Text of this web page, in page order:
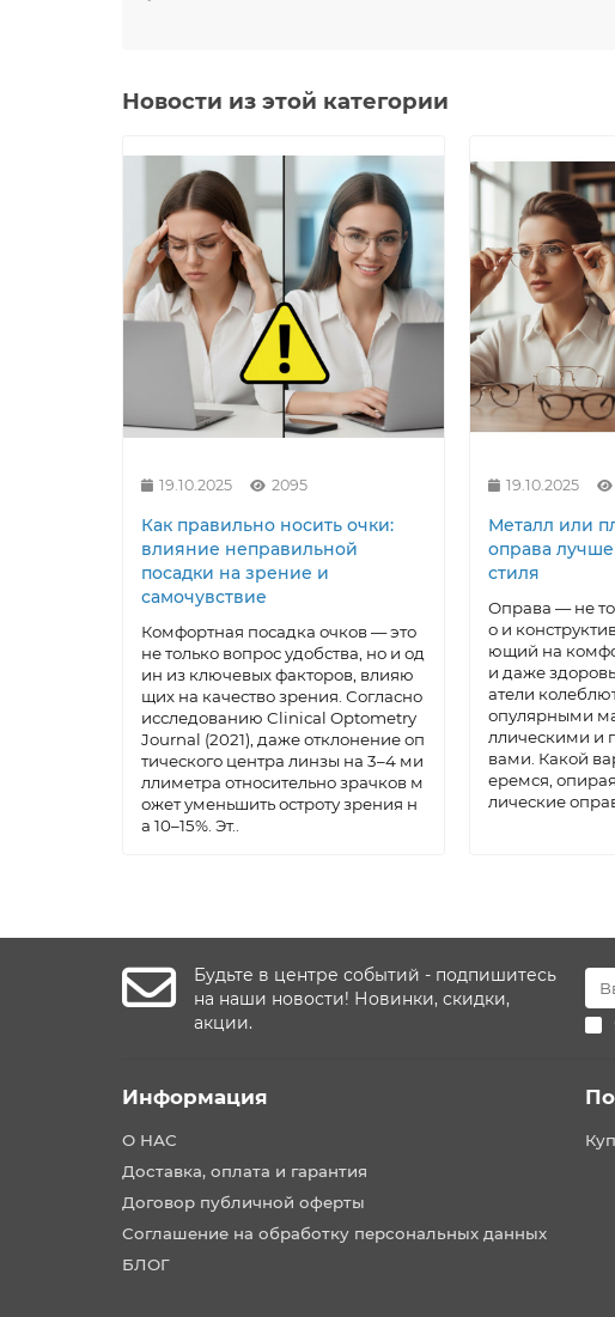
Новости из этой категории
19.10.2025 2095
Как правильно носить очки:
влияние неправильной
посадки на зрение и
самочувствие
Комфортная посадка очков — это
не только вопрос удобства, но и од
ин из ключевых факторов, влияю
щих на качество зрения. Согласно
исследованию Clinical Optometry
Journal (2021), даже отклонение оп
тического центра линзы на 3–4 ми
ллиметра относительно зрачков м
ожет уменьшить остроту зрения н
а 10–15%. Эт..
19.10.2025
Металл или
оправа
стиля
Оправа — не
о и
ющий на
и даже
атели
опулярными
ллическими и
вами. Какой
еремся,
лические
Будьте в центре событий - подпишитесь
на наши новости! Новинки, скидки,
акции.
Информация
О НАС
Доставка, оплата и гарантия
Договор публичной оферты
Соглашение на обработку персональных данных
БЛОГ